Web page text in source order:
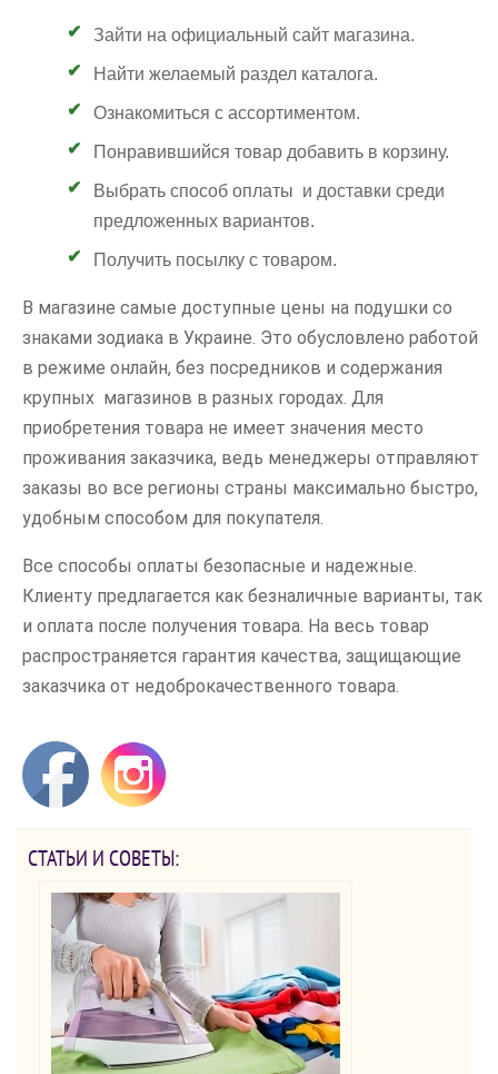
Зайти на официальный сайт магазина.
Найти желаемый раздел каталога.
Ознакомиться с ассортиментом.
Понравившийся товар добавить в корзину.
Выбрать способ оплаты и доставки среди
предложенных вариантов.
Получить посылку с товаром.
В магазине самые доступные цены на подушки со
знаками зодиака в Украине. Это обусловлено работой
в режиме онлайн, без посредников и содержания
крупных магазинов в разных городах. Для
приобретения товара не имеет значения место
проживания заказчика, ведь менеджеры отправляют
заказы во все регионы страны максимально быстро,
удобным способом для покупателя.
Все способы оплаты безопасные и надежные.
Клиенту предлагается как безналичные варианты, так
и оплата после получения товара. На весь товар
распространяется гарантия качества, защищающие
заказчика от недоброкачественного товара.
СТАТЬИ И СОВЕТЫ: